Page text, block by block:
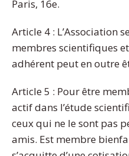
Paris, 16e.
Article 4 : L’Association
membres scientifiques
adhérent peut en outre
Article 5 : Pour être
actif dans l’étude
ceux qui ne le sont pas
amis. Est membre